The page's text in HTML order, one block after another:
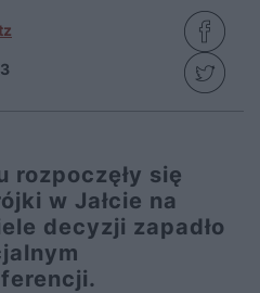
rozpoczęły się
w Jałcie na
decyzji zapadło